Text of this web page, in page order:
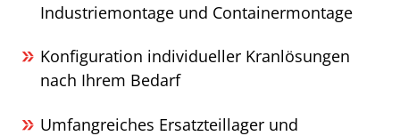
Industriemontage und Containermontage
Konfiguration individueller Kranlösungen
nach Ihrem Bedarf
Umfangreiches Ersatzteillager und